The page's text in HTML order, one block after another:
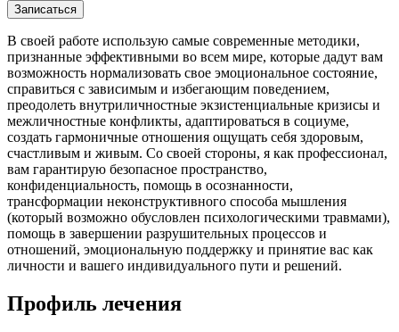
Записаться
В своей работе использую самые современные методики,
признанные эффективными во всем мире, которые дадут вам
возможность нормализовать свое эмоциональное состояние,
справиться с зависимым и избегающим поведением,
преодолеть внутриличностные экзистенциальные кризисы и
межличностные конфликты, адаптироваться в социуме,
создать гармоничные отношения ощущать себя здоровым,
счастливым и живым. Со своей стороны, я как профессионал,
вам гарантирую безопасное пространство,
конфиденциальность, помощь в осознанности,
трансформации неконструктивного способа мышления
(который возможно обусловлен психологическими травмами),
помощь в завершении разрушительных процессов и
отношений, эмоциональную поддержку и принятие вас как
личности и вашего индивидуального пути и решений.
Профиль лечения